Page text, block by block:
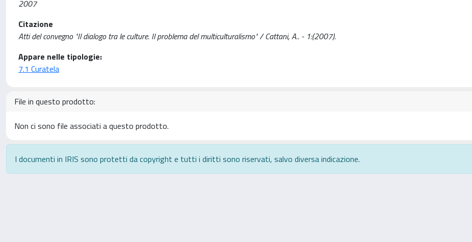
2007
Citazione
Atti del convegno "Il dialogo tra le culture. Il problema del multiculturalismo" / Cattani, A.. - 1:(2007).
Appare nelle tipologie:
7.1 Curatela
File in questo prodotto:
Non ci sono file associati a questo prodotto.
I documenti in IRIS sono protetti da copyright e tutti i diritti sono riservati, salvo diversa indicazione.